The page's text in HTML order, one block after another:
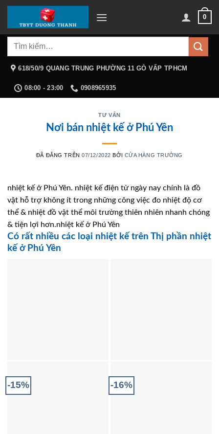
Chuyển
nội
dung
0
Tìm
618/50/9 QUANG TRUNG PHƯỜNG 11 GÒ VẤP TPHCM
08:00 - 23:00 0908965935
TƯ VẤN
Nơi bán nhiệt kế ở Phú Yên
ĐÃ ĐĂNG TRÊN07/12/2022 BỞI CỬA HÀNG TRƯỞNG
nhiệt kế ở Phú Yên. nhiệt kế điện tử ngày nay chính là đồ
vật hỗ trợ không ít trong những công việc đo nhiệt độ cơ
thể & nhiệt đồ vật thể môi trường thiên nhiên nhanh chóng
& tiện lợi hơn.nhiệt kế ở Phú Yên
Có rất nhiều các loại nhiệt kế trên Thị phần nhiệt
kế ở Phú Yên
-15% -16%